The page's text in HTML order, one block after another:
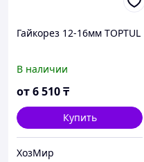
Гайкорез 12-16мм TOPTUL
В наличии
от6 510₸
Купить
ХозМир